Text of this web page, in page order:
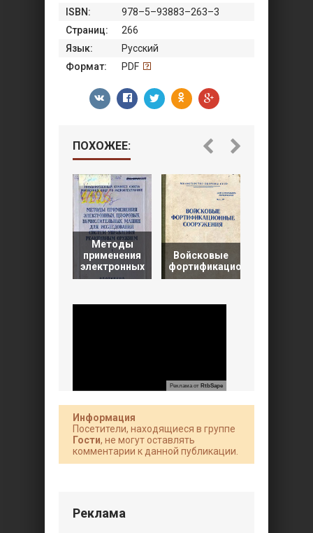
ISBN:
978–5–93883–263–3
Страниц:
266
Язык:
Русский
Формат:
PDF
ПОХОЖЕЕ:
Методы
применения
электронных
Войсковые
фортификационные
Реклама от RtbSape
Информация
Посетители, находящиеся в группе
Гости, не могут оставлять
комментарии к данной публикации.
Реклама